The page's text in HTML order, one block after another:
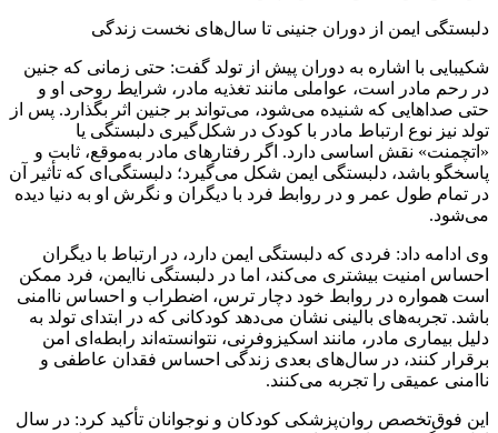
دلبستگی ایمن از دوران جنینی تا سال‌های نخست زندگی
شکیبایی با اشاره به دوران پیش از تولد گفت: حتی زمانی که جنین
در رحم مادر است، عواملی مانند تغذیه مادر، شرایط روحی او و
حتی صداهایی که شنیده می‌شود، می‌تواند بر جنین اثر بگذارد. پس از
تولد نیز نوع ارتباط مادر با کودک در شکل‌گیری دلبستگی یا
«اتچمنت» نقش اساسی دارد. اگر رفتارهای مادر به‌موقع، ثابت و
پاسخگو باشد، دلبستگی ایمن شکل می‌گیرد؛ دلبستگی‌ای که تأثیر آن
در تمام طول عمر و در روابط فرد با دیگران و نگرش او به دنیا دیده
می‌شود.
وی ادامه داد: فردی که دلبستگی ایمن دارد، در ارتباط با دیگران
احساس امنیت بیشتری می‌کند، اما در دلبستگی ناایمن، فرد ممکن
است همواره در روابط خود دچار ترس، اضطراب و احساس ناامنی
باشد. تجربه‌های بالینی نشان می‌دهد کودکانی که در ابتدای تولد به
دلیل بیماری مادر، مانند اسکیزوفرنی، نتوانسته‌اند رابطه‌ای امن
برقرار کنند، در سال‌های بعدی زندگی احساس فقدان عاطفی و
ناامنی عمیقی را تجربه می‌کنند.
این فوق‌تخصص روان‌پزشکی کودکان و نوجوانان تأکید کرد: در سال